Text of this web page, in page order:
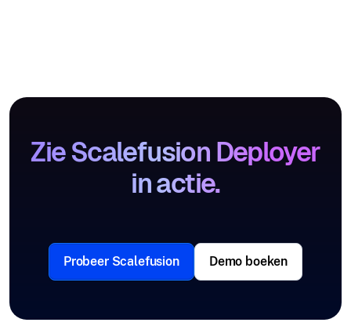
Zie Scalefusion Deployer
in actie.
Probeer Scalefusion Demo boeken